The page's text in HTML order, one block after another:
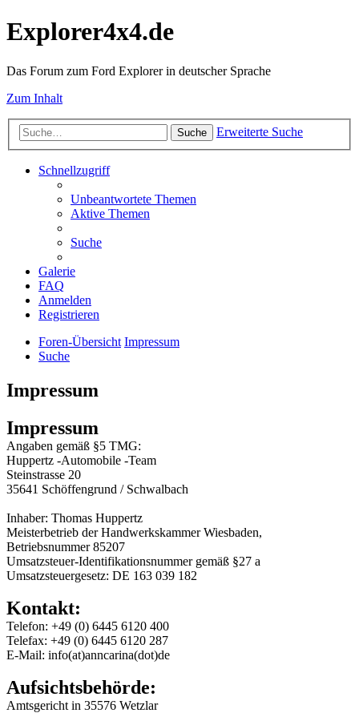
Explorer4x4.de
Das Forum zum Ford Explorer in deutscher Sprache
Zum Inhalt
Suche Erweiterte Suche
Schnellzugriff
Unbeantwortete Themen
Aktive Themen
Suche
Galerie
FAQ
Anmelden
Registrieren
Foren-Übersicht Impressum
Suche
Impressum
Impressum
Angaben gemäß §5 TMG:
Huppertz -Automobile -Team
Steinstrasse 20
35641 Schöffengrund / Schwalbach
Inhaber: Thomas Huppertz
Meisterbetrieb der Handwerkskammer Wiesbaden,
Betriebsnummer 85207
Umsatzsteuer-Identifikationsnummer gemäß §27 a
Umsatzsteuergesetz: DE 163 039 182
Kontakt:
Telefon: +49 (0) 6445 6120 400
Telefax: +49 (0) 6445 6120 287
E-Mail: info(at)anncarina(dot)de
Aufsichtsbehörde:
Amtsgericht in 35576 Wetzlar